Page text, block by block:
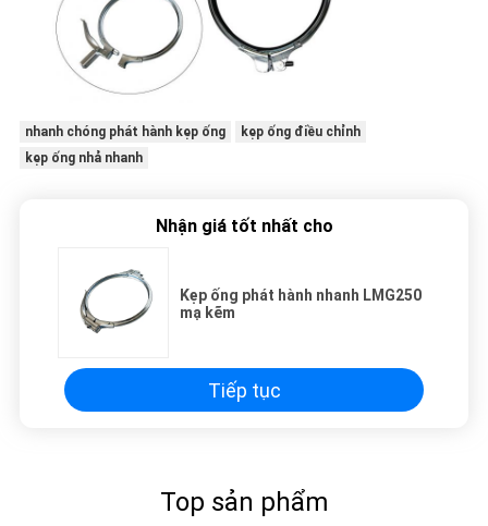
nhanh chóng phát hành kẹp ống
kẹp ống điều chỉnh
kẹp ống nhả nhanh
Nhận giá tốt nhất cho
Kẹp ống phát hành nhanh LMG250
mạ kẽm
Tiếp tục
Top sản phẩm